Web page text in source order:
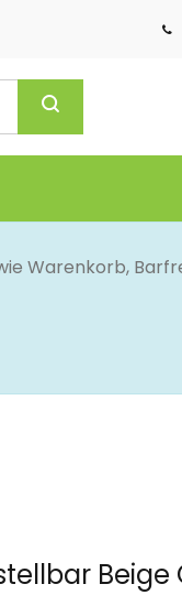
Warenkorb,
Beige